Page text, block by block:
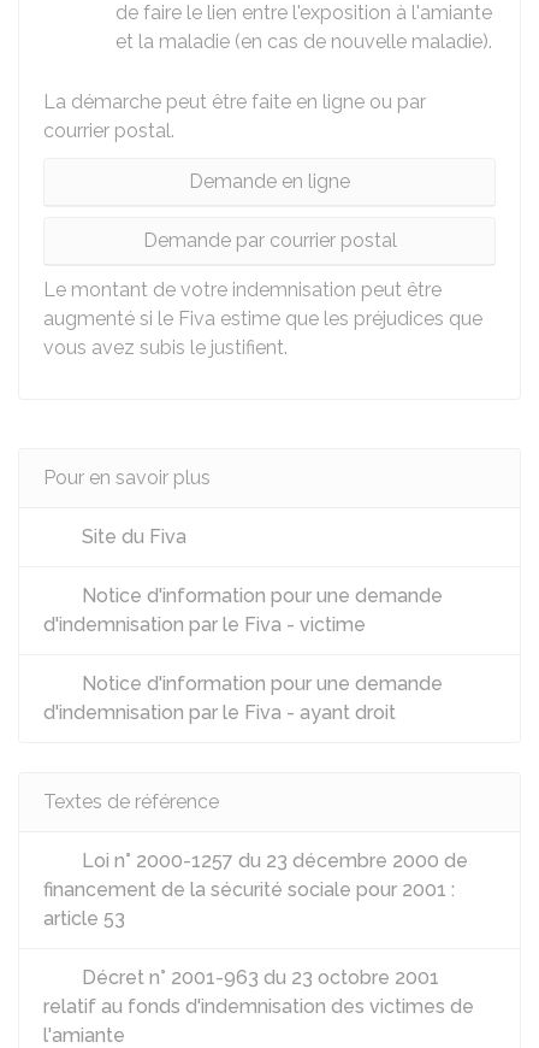
de faire le lien entre l'exposition à l'amiante
et la maladie (en cas de nouvelle maladie).
La démarche peut être faite en ligne ou par
courrier postal.
Demande en ligne
Demande par courrier postal
Le montant de votre indemnisation peut être
augmenté si le Fiva estime que les préjudices que
vous avez subis le justifient.
Pour en savoir plus
Site du Fiva
Notice d'information pour une demande
d'indemnisation par le Fiva - victime
Notice d'information pour une demande
d'indemnisation par le Fiva - ayant droit
Textes de référence
Loi n° 2000-1257 du 23 décembre 2000 de
financement de la sécurité sociale pour 2001 :
article 53
Décret n° 2001-963 du 23 octobre 2001
relatif au fonds d'indemnisation des victimes de
l'amiante